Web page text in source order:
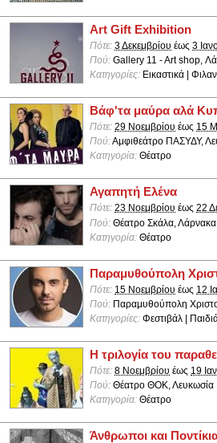
Art Gift Exhibition
Πότε: 3 Δεκεμβρίου έως 3
Πού: Gallery 11 - Art shop,
Κατηγορίες: Εικαστικά |
Βάφ'τα μαύρα αλά
Πότε: 29 Νοεμβρίου έως 15
Πού:Αμφιθεάτρο ΠΑΣΥΔΥ,
Κατηγορία: Θέατρο
Αγαπητή Ελένα
Πότε: 23 Νοεμβρίου έως 22
Πού: Θέατρο Σκάλα, Λάρνακα
Κατηγορία: Θέατρο
Παραμυθούπολη
Πότε: 15 Νοεμβρίου έως 12
Πού: Παραμυθούπολη
Κατηγορίες: Φεστιβάλ |
Η τριλογία του
Πότε: 8 Νοεμβρίου έως 19
Πού: Θέατρο ΘΟΚ, Λευκωσία
Κατηγορία: Θέατρο
Άνθρωποι και